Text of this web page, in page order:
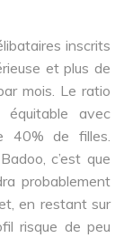
inscrits
et plus de
mois. Le ratio
avec
40% de filles.
c’est que
probablement
en restant sur
risque de peu